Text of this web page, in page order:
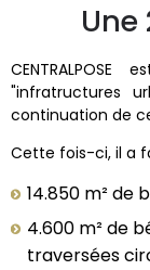
"infratructures
continuation de
Cette fois-ci, il a
14.850 m² de
4.600 m² de
traversées